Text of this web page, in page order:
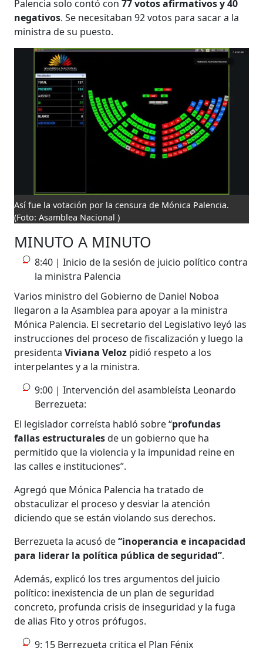
Palencia solo contó con77 votos afirmativos y 40
negativos. Se necesitaban 92 votos para sacar a la
ministra de su puesto.
Así fue la votación por la censura de Mónica Palencia.
(Foto: Asamblea Nacional )
MINUTO A MINUTO
8:40 | Inicio de la sesión de juicio político contra
la ministra Palencia
Varios ministro del Gobierno de Daniel Noboa
llegaron a la Asamblea para apoyar a la ministra
Mónica Palencia. El secretario del Legislativo leyó las
instrucciones del proceso de fiscalización y luego la
presidentaViviana Veloz pidió respeto a los
interpelantes y a la ministra.
9:00 | Intervención del asambleísta Leonardo
Berrezueta:
El legislador correísta habló sobre “profundas
fallas estructuralesde un gobierno que ha
permitido que la violencia y la impunidad reine en
las calles e instituciones”.
Agregó que Mónica Palencia ha tratado de
obstaculizar el proceso y desviar la atención
diciendo que se están violando sus derechos.
Berrezueta la acusó de“inoperancia e incapacidad
para liderar la política pública de seguridad”.
Además, explicó los tres argumentos del juicio
político: inexistencia de un plan de seguridad
concreto, profunda crisis de inseguridad y la fuga
de alias Fito y otros prófugos.
9: 15 Berrezueta critica el Plan Fénix